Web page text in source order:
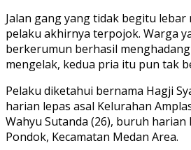
Jalan gang yang tidak begitu lebar
pelaku akhirnya terpojok. Warga
berkerumun berhasil
mengelak, kedua pria itu pun tak
Pelaku diketahui bernama Hagji
harian lepas asal Kelurahan
Wahyu Sutanda (26), buruh harian
Pondok, Kecamatan Medan Area.